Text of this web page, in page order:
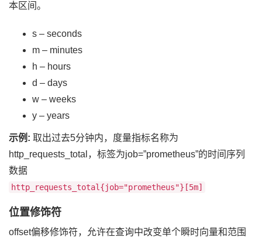
本区间。
s – seconds
m – minutes
h – hours
d – days
w – weeks
y – years
示例: 取出过去5分钟内，度量指标名称为
http_requests_total，标签为job=”prometheus”的时间序列
数据
http_requests_total{job="prometheus"}[5m]
位置修饰符
offset偏移修饰符，允许在查询中改变单个瞬时向量和范围